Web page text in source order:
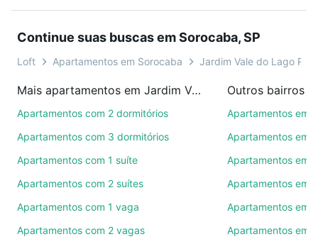
oferta ideal de Apartamentos com 1 suite à venda
para conquistar seu sonho. Agende uma visita
presencial ou por videochamada, é grátis, sem
mil corretores e imobiliárias te ajudando na compra,
venda ou troca de imóveis.
Como escolher um imóvel?
Use barra de busca no topo para pesquisar por
ruas, bairros e até condomínios favoritos. Você
também pode usar os filtros como quantidade de
combinar perfeitamente com o preço, metragem e
Continue suas buscas em Sorocaba, SP
Loft Apartamentos em Sorocaba Jardim Vale do Lago
Mais apartamentos em Jardim Vale do Lago Residencial
Apartamentos com 2 dormitórios
Apartamentos com 3 dormitórios
Apartamentos com 1 suíte
Apartamentos com 2 suítes
Apartamentos com 1 vaga
Apartamentos com 2 vagas
Outros bairros
Apartamentos em
Apartamentos em
Apartamentos em
Apartamentos em
Apartamentos em
Apartamentos em